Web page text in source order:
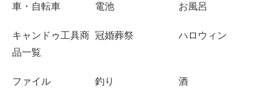
車・自転車 電池 お風呂
キャンドゥ工具商
品一覧
冠婚葬祭 ハロウィン
ファイル 釣り 酒